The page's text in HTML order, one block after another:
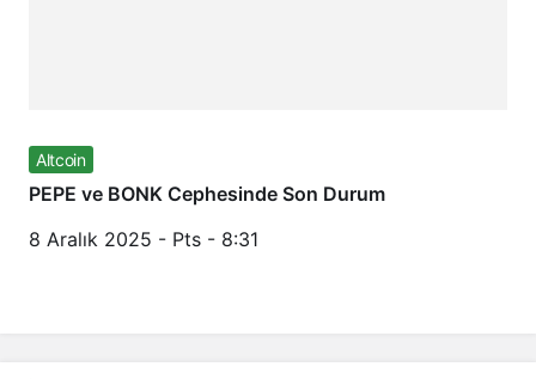
Altcoin
PEPE ve BONK Cephesinde Son Durum
8 Aralık 2025 - Pts - 8:31